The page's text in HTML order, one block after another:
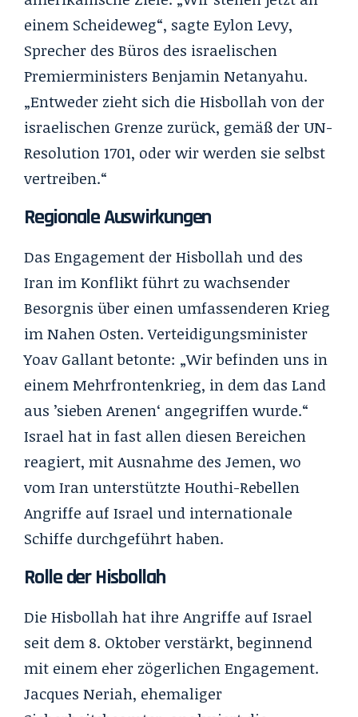
einem Scheideweg“, sagte Eylon Levy,
Sprecher des Büros des israelischen
Premierministers Benjamin Netanyahu.
„Entweder zieht sich die Hisbollah von der
israelischen Grenze zurück, gemäß der UN-
Resolution 1701, oder wir werden sie selbst
vertreiben.“
Regionale Auswirkungen
Das Engagement der Hisbollah und des
Iran im Konflikt führt zu wachsender
Besorgnis über einen umfassenderen Krieg
im Nahen Osten. Verteidigungsminister
Yoav Gallant betonte: „Wir befinden uns in
einem Mehrfrontenkrieg, in dem das Land
aus ’sieben Arenen‘ angegriffen wurde.“
Israel hat in fast allen diesen Bereichen
reagiert, mit Ausnahme des Jemen, wo
vom Iran unterstützte Houthi-Rebellen
Angriffe auf Israel und internationale
Schiffe durchgeführt haben.
Rolle der Hisbollah
Die Hisbollah hat ihre Angriffe auf Israel
seit dem 8. Oktober verstärkt, beginnend
mit einem eher zögerlichen Engagement.
Jacques Neriah, ehemaliger